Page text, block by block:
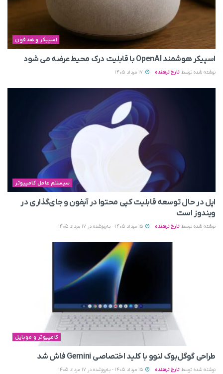
اسپیکر و هدفون
اسپیکر هوشمند OpenAI با قابلیت درک محیط عرضه می‌ شود
نوشته شده توسط تارخ ترهنده
سیستم عامل کامپیوتر
اپل در حال توسعه قابلیت کپی محتوا در آیفون و جای‌گذاری در
ویندوز است
نوشته شده توسط تارخ ترهنده
کامپیوتر و موبایل
طراحی گوگل‌بوک لنوو با کلید اختصاصی Gemini فاش شد
نوشته شده توسط تارخ ترهنده